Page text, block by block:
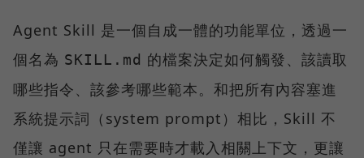
Agent Skill 是一個自成一體的功能單位，透過一
個名為 SKILL.md 的檔案決定如何觸發、該讀取
哪些指令、該參考哪些範本。和把所有內容塞進
系統提示詞（system prompt）相比，Skill 不
僅讓 agent 只在需要時才載入相關上下文，更讓